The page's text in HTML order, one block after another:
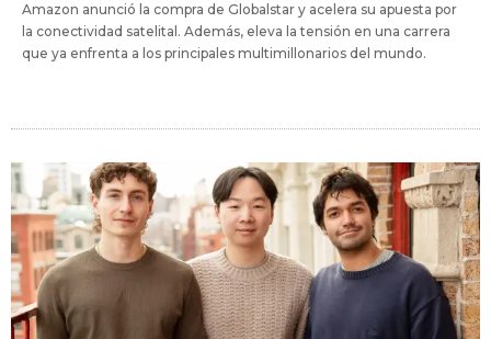
Amazon anunció la compra de Globalstar y acelera su apuesta por
la conectividad satelital. Además, eleva la tensión en una carrera
que ya enfrenta a los principales multimillonarios del mundo.